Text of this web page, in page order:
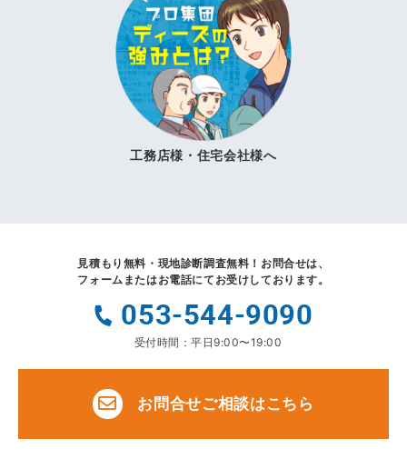
工務店様・住宅会社様へ
見積もり無料・現地診断調査無料！ お問合せは、
フォームまたはお電話にてお受けしております。
053-544-9090
受付時間：平日9:00〜19:00
お問合せご相談はこちら